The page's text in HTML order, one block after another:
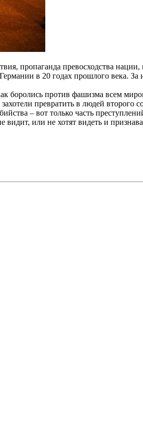
пропаганда превосходства
в 20 годах прошлого века.
против фашизма всем
превратить в людей
– вот только часть
видит, или не хотят видеть и